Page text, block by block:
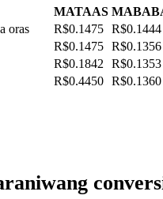
MATAAS
oras
R$0.1475 R$0.1444
R$0.1475 R$0.1356
R$0.1842 R$0.1353
R$0.4450 R$0.1360